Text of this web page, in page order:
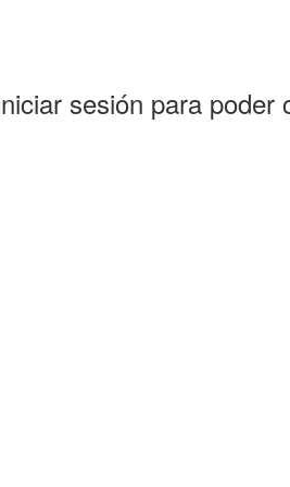
sesión para poder